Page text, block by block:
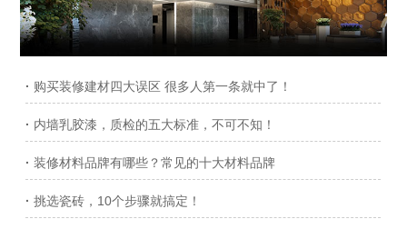
· 购买装修建材四大误区 很多人第一条就中了！
· 内墙乳胶漆，质检的五大标准，不可不知！
· 装修材料品牌有哪些？常见的十大材料品牌
· 挑选瓷砖，10个步骤就搞定！